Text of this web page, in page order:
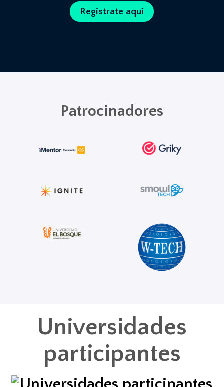
Regístrate aquí
Patrocinadores
Universidades
participantes